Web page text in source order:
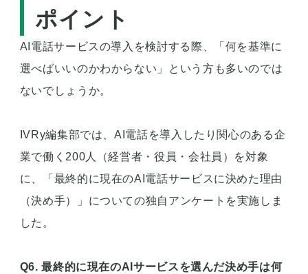
ポイント
AI電話サービスの導入を検討する際、「何を基準に
選べばいいのかわからない」という方も多いのでは
ないでしょうか。
IVRy編集部では、AI電話を導入したり関心のある企
業で働く200人（経営者・役員・会社員）を対象
に、「最終的に現在のAI電話サービスに決めた理由
（決め手）」についての独自アンケートを実施しま
した。
Q6. 最終的に現在のAIサービスを選んだ決め手は何